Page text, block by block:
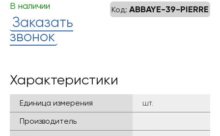
Код: ABBAYE-39-PIERRE
В наличии
Заказать
звонок
Характеристики
Единица измерения
шт.
Производитель